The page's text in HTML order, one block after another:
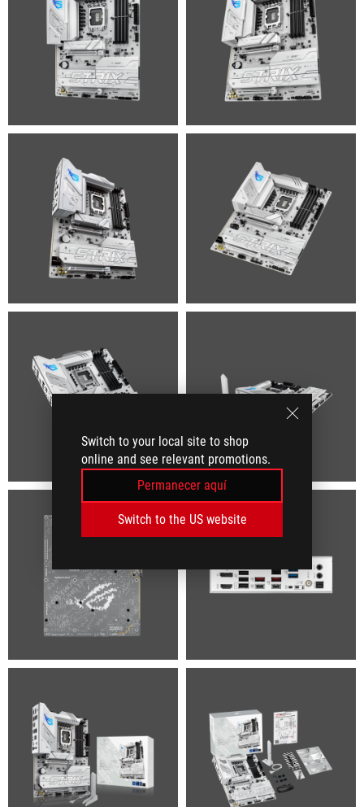
Switch to your local site to shop
online and see relevant promotions.
Permanecer aquí
Switch to the US website